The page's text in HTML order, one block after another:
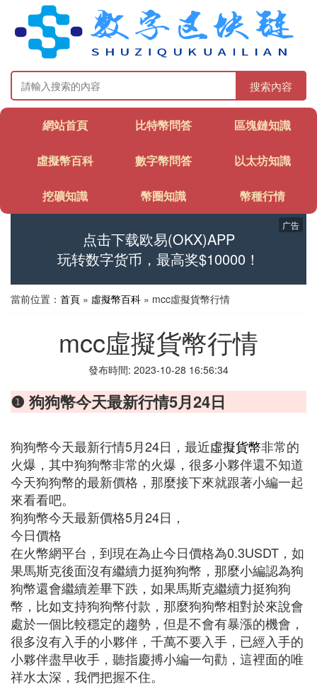
搜索內容
網站首頁 比特幣問答 區塊鏈知識
虛擬幣百科 數字幣問答 以太坊知識
挖礦知識 幣圈知識 幣種行情
点击下载欧易(OKX)APP
玩转数字货币，最高奖$10000！
广告
當前位置： 首頁 » 虛擬幣百科 » mcc虛擬貨幣行情
mcc虛擬貨幣行情
發布時間: 2023-10-28 16:56:34
❶ 狗狗幣今天最新行情5月24日
狗狗幣今天最新行情5月24日，最近虛擬貨幣非常的
火爆，其中狗狗幣非常的火爆，很多小夥伴還不知道
今天狗狗幣的最新價格，那麼接下來就跟著小編一起
來看看吧。
狗狗幣今天最新價格5月24日，
今日價格
在火幣網平台，到現在為止今日價格為0.3USDT，如
果馬斯克後面沒有繼續力挺狗狗幣，那麼小編認為狗
狗幣還會繼續差畢下跌，如果馬斯克繼續力挺狗狗
幣，比如支持狗狗幣付款，那麼狗狗幣相對於來說會
處於一個比較穩定的趨勢，但是不會有暴漲的機會，
很多沒有入手的小夥伴，千萬不要入手，已經入手的
小夥伴盡早收手，聽指慶搏小編一句勸，這裡面的唯
祥水太深，我們把握不住。